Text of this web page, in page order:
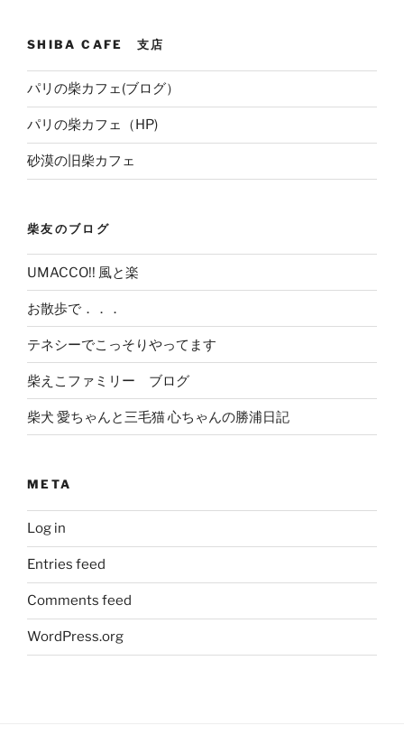
SHIBA CAFE 支店
パリの柴カフェ(ブログ）
パリの柴カフェ（HP)
砂漠の旧柴カフェ
柴友のブログ
UMACCO!! 風と楽
お散歩で．．．
テネシーでこっそりやってます
柴えこファミリー ブログ
柴犬 愛ちゃんと三毛猫 心ちゃんの勝浦日記
META
Log in
Entries feed
Comments feed
WordPress.org